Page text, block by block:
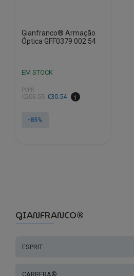
Gianfranco® Armação
Óptica GFF0379 002 54
EM STOCK
PVPR
€203.55
O
original
€30.54
O
atual
-85%
GIANFRANCO®
ESPRIT
CARRERA®